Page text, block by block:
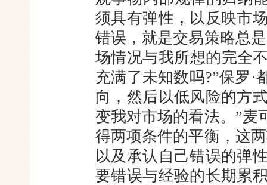
须具有弹性，以反映市
错误，就是交易策略总
场情况与我所想的完全
充满了未知数吗?”保罗·
向，然后以低风险的方
变我对市场的看法。”麦
得两项条件的平衡，这
以及承认自己错误的弹
要错误与经验的长期累